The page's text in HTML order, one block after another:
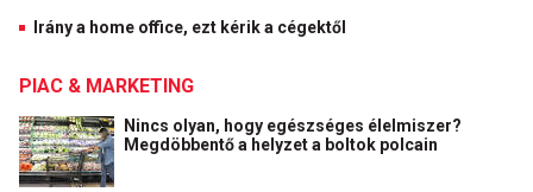
Irány a home office, ezt kérik a cégektől
PIAC & MARKETING
Nincs olyan, hogy egészséges élelmiszer?
Megdöbbentő a helyzet a boltok polcain